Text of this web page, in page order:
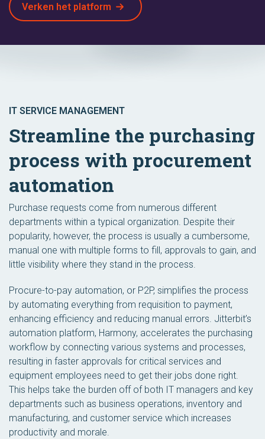
Verken het platform
IT SERVICE MANAGEMENT
Streamline the purchasing
process with procurement
automation
Purchase requests come from numerous different
departments within a typical organization. Despite their
popularity, however, the process is usually a cumbersome,
manual one with multiple forms to fill, approvals to gain, and
little visibility where they stand in the process.
Procure-to-pay automation, or P2P, simplifies the process
by automating everything from requisition to payment,
enhancing efficiency and reducing manual errors. Jitterbit’s
automation platform, Harmony, accelerates the purchasing
workflow by connecting various systems and processes,
resulting in faster approvals for critical services and
equipment employees need to get their jobs done right.
This helps take the burden off of both IT managers and key
departments such as business operations, inventory and
manufacturing, and customer service which increases
productivity and morale.